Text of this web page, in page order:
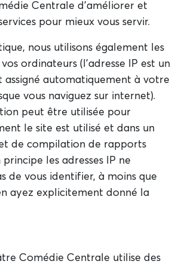
Centrale d'améliorer et
pour mieux vous servir.
nous utilisons également les
vos ordinateurs (l'adresse IP est un
assigné automatiquement à votre
vous naviguez sur internet).
peut être utilisée pour
le site est utilisé et dans un
de compilation de rapports
principe les adresses IP ne
de vous identifier, à moins que
ayez explicitement donné la
Comédie Centrale utilise des